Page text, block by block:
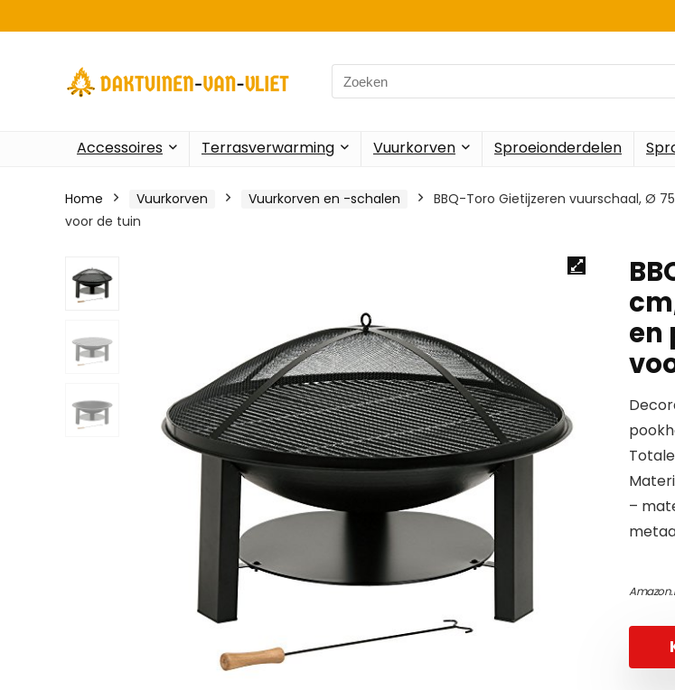
Search
for:
Accessoires Terrasverwarming Vuurkorven Sproeionderdelen
Home Vuurkorven Vuurkorven en -schalen
BBQ-Toro Gietijzeren vuurschaal, Ø
voor de tuin
en
–